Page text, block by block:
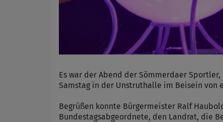
Es war der Abend der Sömmerdaer
Samstag in der Unstruthalle im Beisein von
Begrüßen konnte Bürgermeister Ralf
Bundestagsabgeordnete, den Landrat, die